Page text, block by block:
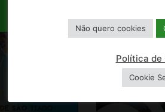
Não quero cookies
Política de
Cookie